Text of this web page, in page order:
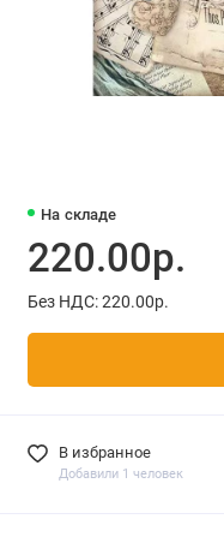
На складе
220.00р.
Без НДС: 220.00р.
В избранное
Добавили 1 человек